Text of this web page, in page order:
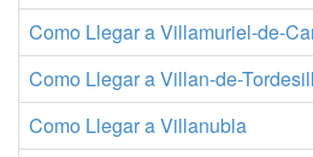
Como Llegar a Villamuriel-de-
Como Llegar a Villan-de-
Como Llegar a Villanubla